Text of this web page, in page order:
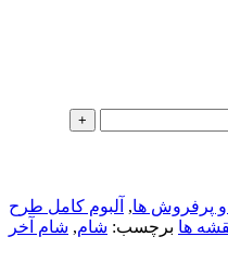
و پرفروش ها, آلبوم کامل طرح
ها برچسب: شام, شام آخر